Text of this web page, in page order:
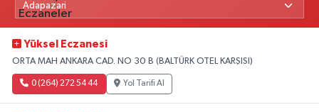
Yüksel Eczanesi
ORTA MAH ANKARA CAD. NO 30 B (BALTÜRK OTEL KARŞISI)
0 (264) 272 54 44 Yol Tarifi Al